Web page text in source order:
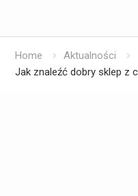
Home
Aktualności
Jak znaleźć dobry sklep z